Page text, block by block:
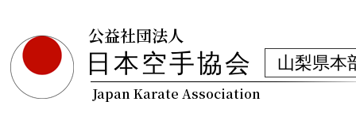
公益社団法人
日本空手協会 山梨県本
Japan Karate Association